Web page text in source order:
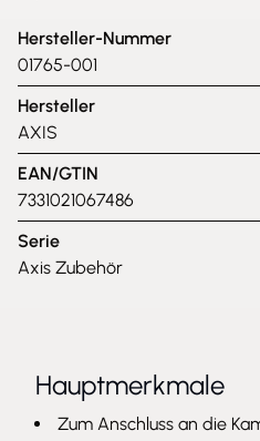
Hersteller-Nummer
01765-001
Hersteller
AXIS
EAN/GTIN
7331021067486
Serie
Axis Zubehör
Hauptmerkmale
Zum Anschluss an die